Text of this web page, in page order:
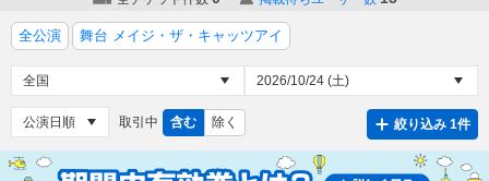
全公演 舞台 メイジ・ザ・キャッツアイ
取引中 含む 除く 絞り込み 1件